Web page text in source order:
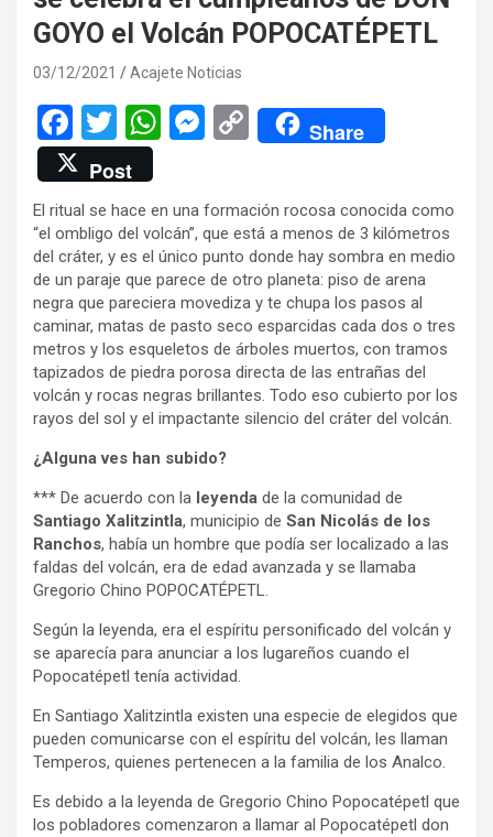
GOYO el Volcán POPOCATÉPETL
03/12/2021 Acajete Noticias
F
a
ce
b
o
o
k
T
wi
tt
er
W
s
A
p
p
M
se
n
g
er
C
o
py
Li
n
k
Share
Post
El ritual se hace en una formación rocosa conocida como
“el ombligo del volcán”, que está a menos de 3 kilómetros
del cráter, y es el único punto donde hay sombra en medio
de un paraje que parece de otro planeta: piso de arena
negra que pareciera movediza y te chupa los pasos al
caminar, matas de pasto seco esparcidas cada dos o tres
metros y los esqueletos de árboles muertos, con tramos
tapizados de piedra porosa directa de las entrañas del
volcán y rocas negras brillantes. Todo eso cubierto por los
rayos del sol y el impactante silencio del cráter del volcán.
¿Alguna ves han subido?
*** De acuerdo con la leyenda de la comunidad de
Santiago Xalitzintla, municipio de San Nicolás de los
Ranchos, había un hombre que podía ser localizado a las
faldas del volcán, era de edad avanzada y se llamaba
Gregorio Chino POPOCATÉPETL.
Según la leyenda, era el espíritu personificado del volcán y
se aparecía para anunciar a los lugareños cuando el
Popocatépetl tenía actividad.
En Santiago Xalitzintla existen una especie de elegidos que
pueden comunicarse con el espíritu del volcán, les llaman
Temperos, quienes pertenecen a la familia de los Analco.
Es debido a la leyenda de Gregorio Chino Popocatépetl que
los pobladores comenzaron a llamar al Popocatépetl don